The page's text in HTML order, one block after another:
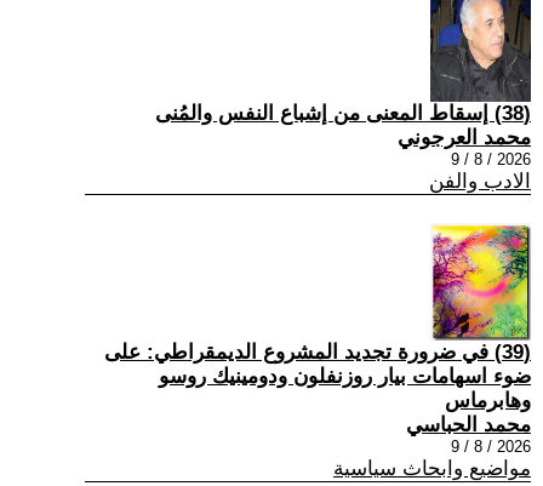
(38) إسقاط المعنى من إشباع النفس والمُنى
محمد العرجوني
2026 / 8 / 9
الادب والفن
(39) في ضرورة تجديد المشروع الديمقراطي: على
ضوء اسهامات بيار روزنفلون ودومينيك روسو
وهابرماس
محمد الحباسي
2026 / 8 / 9
مواضيع وابحاث سياسية